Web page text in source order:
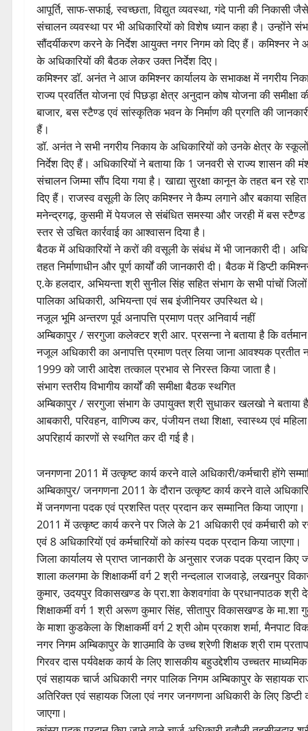
आपूर्ति, साफ-सफाई, स्वच्छता, विद्युत व्यवस्था, गंदे पानी की निकासी
संचालन व्यवस्था पर भी अधिकारियों को विशेष ध्यान कहा है। उन्होंने
सौंदर्यीकरण करने के निर्देश आयुक्त नगर निगम को दिए हैं। कमिश्नर
के अधिकारियों की बैठक लेकर उक्त निर्देश दिए।
कमिश्नर डॉ. अनंत ने आज कमिश्नर कार्यालय के सभाकक्ष में नगरीय
राज्य प्रवर्तित योजना एवं पिछड़ा क्षेत्र अनुदान कोष योजना की
बाजार, बस स्टैण्ड एवं सांस्कृतिक भवन के निर्माण की प्रगति की
हैं।
डॉ. अनंत ने सभी नगरीय निकाय के अधिकारियों को उनके क्षेत्र के
निर्देश दिए हैं। अधिकारियों ने बताया कि 1 जनवरी से राज्य शासन की
संचालन जिम्मा सौंप दिया गया है। खाद्या सुरक्षा कानून के तहत बन रहे
दिए हैं। राजस्व वसूली के लिए कमिश्नर ने कैम्प लगाने और बकाया सहित
मनेन्द्रगढ़, कुसमी में पेयजल से संबंधित समस्या और जरही में बस स्टैण्ड
स्तर से उचित कार्रवाई का आश्वासन दिया है।
बैठक में अधिकारियों ने करों की वसूली के संबंध में भी जानकारी दी।
तहत निर्माणाधीन और पूर्ण कार्यों की जानकारी दी। बैठक में डिप्टी
ए.के हलदार, अभियन्ता श्री सुनील सिंह सहित संभाग के सभी पांचों
पालिका अधिकारी, अभियन्ता एवं सब इंजीनियर उपस्थित थे।
नजूल भूमि अन्तरण पूर्व अनापत्ति प्रमाण पत्र अनिवार्य नहीं
अम्बिकापुर / सरगुजा कलेक्टर श्री आर. प्रसन्ना ने बताया है कि
नजूल अधिकारी का अनापत्ति प्रमाण पत्र लिया जाना आवश्यक
1999 को जारी आदेश तत्काल प्रभाव से निरस्त किया जाता है।
संभाग स्तरीय विभागीय कार्यों की समीक्षा बैठक स्थगित
अम्बिकापुर / सरगुजा संभाग के उपायुक्त श्री सुधाकर खलखो ने बताया
आबकारी, परिवहन, वाणिज्य कर, पंजीयन तथा शिक्षा, स्वास्थ्य एवं
अपरिहार्य कारणों से स्थगित कर दी गई है।
जनगणना 2011 में उत्कृष्ट कार्य करने वाले अधिकारी/कर्मचारी होंगे
अम्बिकापुर/ जनगणना 2011 के दौरान उत्कृष्ट कार्य करने वाले
में जनगणना पदक एवं प्रशस्ति पत्र प्रदान कर सम्मानित किया
2011 में उत्कृष्ट कार्य करने पर जिले के 21 अधिकारी एवं कर्मचारी
एवं 8 अधिकारियों एवं कर्मचारियों को कांस्य पदक प्रदान किया जाएगा।
जिला कार्यालय से प्राप्त जानकारी के अनुसार रजक पदक प्रदान किए
शाला कलगमा के शिक्षाकर्मी वर्ग 2 श्री नन्दलाल राजवाड़े, लखनपुर
कुमार, उदयपुर विकासखण्ड के प्रा.शा केशवगांवा के प्रधानपाठक श्री
शिक्षाकर्मी वर्ग 1 श्री अरूण कुमार सिंह, सीतापुर विकासखण्ड के मा.शा
के माशा कुडकेला के शिक्षाकर्मी वर्ग 2 श्री ओम प्रकाश शर्मा, मैनपाट
नगर निगम अम्बिकापुर के शाउमावि के उच्च श्रेणी शिक्षक श्री राम
गिरवर दास पर्यवेक्षक कार्य के लिए शासकीय बहुउद्देशीय उच्चतर
एवं सहायक चार्ज अधिकारी नगर पालिक निगम अम्बिकापुर के सहायक
अतिरिक्त एवं सहायक जिला एवं नगर जनगणना अधिकारी के लिए
जाएगा।